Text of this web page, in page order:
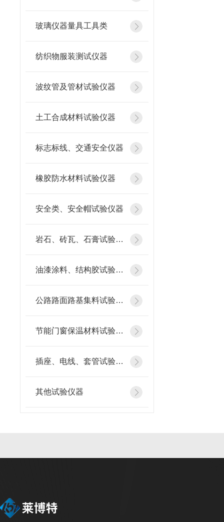
玻璃仪器量具工具类
纺织物服装测试仪器
波纹管及管材试验仪器
土工合成材料试验仪器
标志标线、交通安全仪器
橡胶防水材料试验仪器
安全类、安全帽试验仪器
岩石、砖瓦、石膏试验仪器
油漆涂料、结构胶试验仪器
公路路面路基集料试验仪器
节能门窗保温材料试验仪器
插座、电线、套管试验仪器
其他试验仪器